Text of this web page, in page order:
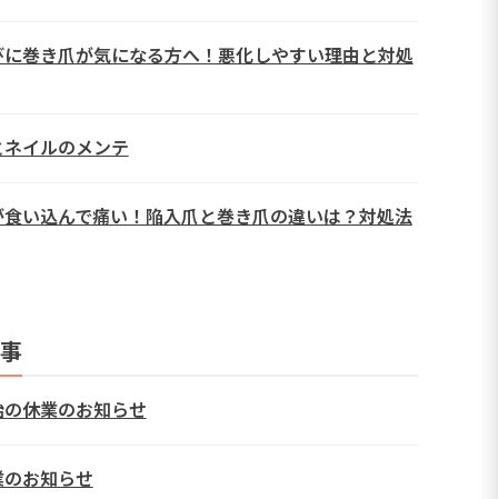
巻き爪が気になる方へ！悪化しやすい理由と対処
イルのメンテ
い込んで痛い！陥入爪と巻き爪の違いは？対処法
休業のお知らせ
お知らせ